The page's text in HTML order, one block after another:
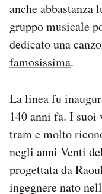
anche
gruppo musicale
dedicato una
famosissima.
La linea fu
140 anni fa. I
tram e molto
negli anni Venti
progettata da
ingegnere nato